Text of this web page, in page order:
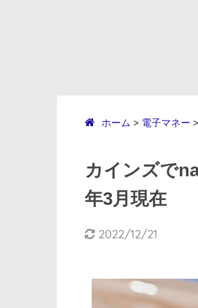
ホーム > 電子マネー >
カインズで
年3月現在
2022/12/21